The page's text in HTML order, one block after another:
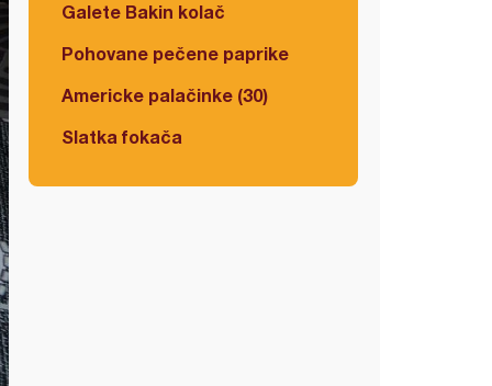
Galete Bakin kolač
Pohovane pečene paprike
Americke palačinke (30)
Slatka fokača